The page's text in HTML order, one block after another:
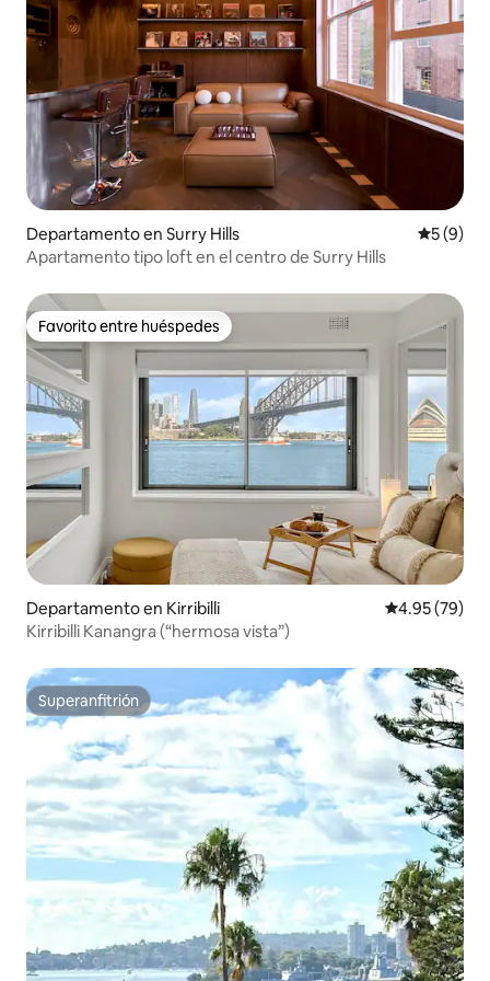
Departamento en Surry Hills
5 (9)
Apartamento tipo loft en el centro de Surry Hills
Favorito entre huéspedes
Favorito entre huéspedes
Departamento en Kirribilli Calificación
4.95 (79)
Kirribilli Kanangra (“hermosa vista”)
Superanfitrión
Superanfitrión